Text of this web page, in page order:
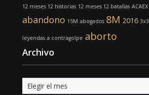
12 meses 12 historias 12 meses 12 batallas ACAEX
abandono 15M abogados 8M 2016 3x3
leyendas a contragolpe aborto
Archivo
Archivo